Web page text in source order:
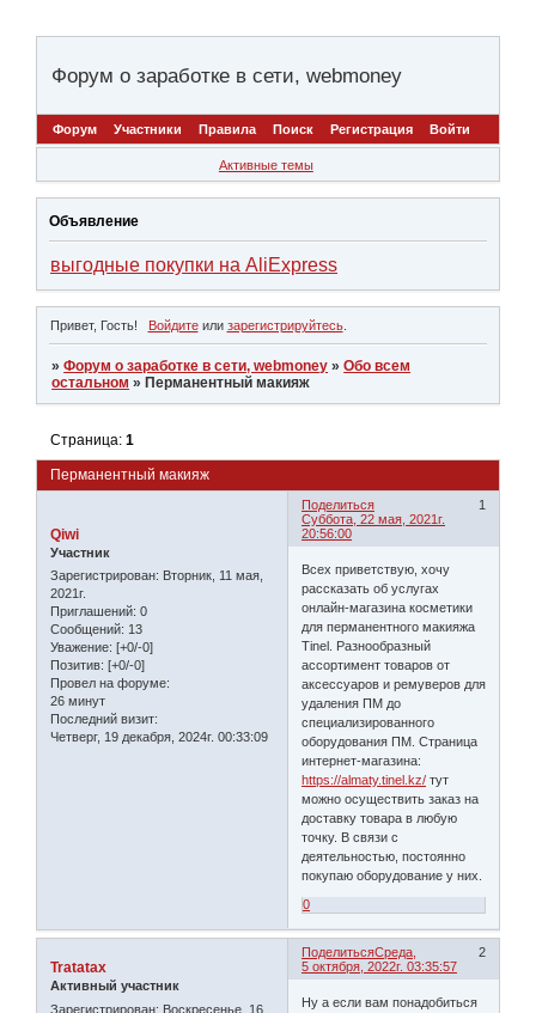
Форум о заработке в сети, webmoney
Форум Участники Правила Поиск Регистрация Войти
Активные темы
Объявление
выгодные покупки на AliExpress
Привет, Гость! Войдитеили зарегистрируйтесь.
»Форум о заработке в сети, webmoney »Обо всем
остальном » Перманентный макияж
Перманентный макияж
Страница:1
Поделиться
1
Суббота, 22 мая, 2021г.
20:56:00
Qiwi
Участник
Зарегистрирован: Вторник, 11 мая,
2021г.
Приглашений: 0
Сообщений: 13
Уважение: [+0/-0]
Позитив: [+0/-0]
Провел на форуме:
26 минут
Последний визит:
Четверг, 19 декабря, 2024г. 00:33:09
Всех приветствую, хочу
рассказать об услугах
онлайн-магазина косметики
для перманентного макияжа
Tinel. Разнообразный
ассортимент товаров от
аксессуаров и ремуверов для
удаления ПМ до
специализированного
оборудования ПМ. Страница
интернет-магазина:
https://almaty.tinel.kz/ тут
можно осуществить заказ на
доставку товара в любую
точку. В связи с
деятельностью, постоянно
покупаю оборудование у них.
0
Поделиться 2
Среда,
5 октября, 2022г. 03:35:57
Tratatax
Активный участник
Зарегистрирован: Воскресенье, 16
Ну а если вам понадобиться